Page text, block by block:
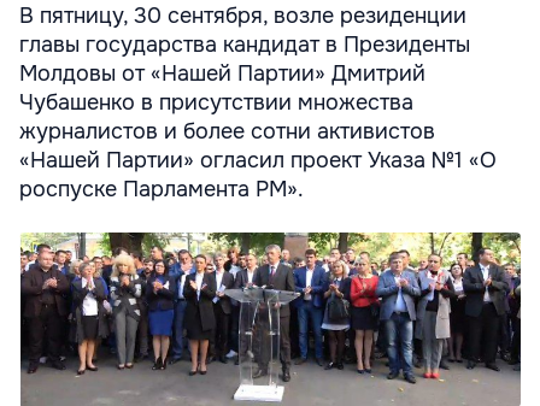
В пятницу, 30 сентября, возле резиденции
главы государства кандидат в Президенты
Молдовы от «Нашей Партии» Дмитрий
Чубашенко в присутствии множества
журналистов и более сотни активистов
«Нашей Партии» огласил проект Указа №1 «О
роспуске Парламента РМ».